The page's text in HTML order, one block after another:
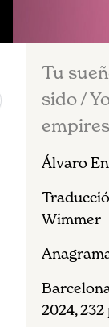
Tu
sido /
empires
Álvaro
Wimmer
2024,